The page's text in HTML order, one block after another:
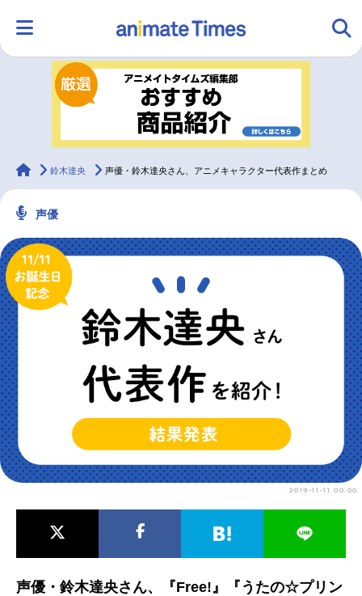
ランキング アニメ
ラジオ
2.5次元 配信・Vtuber
最新記事一覧
アニメ映画一覧 実写化映画一覧
今期アニメ曜日別一覧
春アニメ
男性声優/女性声優一覧
animateTimes
鈴木達央 声優・鈴木達央さん、アニメキャラクター代表作まとめ
声優
2019-11-11 00:00
声優・鈴木達央さん、『Free!』『うたの☆プリン